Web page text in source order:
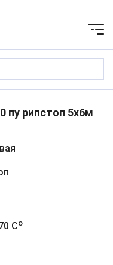
пу рипстоп 5х6м
Co